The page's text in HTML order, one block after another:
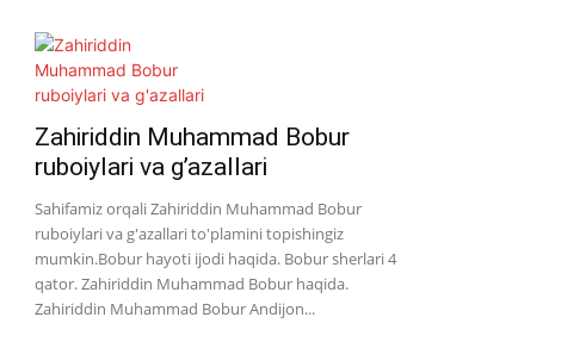
Zahiriddin Muhammad Bobur
ruboiylari va g’azallari
Sahifamiz orqali Zahiriddin Muhammad Bobur
ruboiylari va g'azallari to'plamini topishingiz
mumkin.Bobur hayoti ijodi haqida. Bobur sherlari 4
qator. Zahiriddin Muhammad Bobur haqida.
Zahiriddin Muhammad Bobur Andijon...